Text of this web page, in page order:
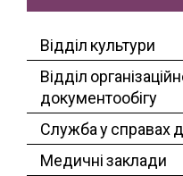
Відділ культури
Відділ
документообігу
Служба у справах
Медичні заклади